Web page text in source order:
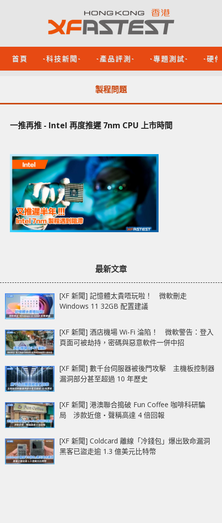
首頁 -科技新聞- -產品評測- -專題測試- -硬
製程問題
一推再推 - Intel 再度推遲 7nm CPU 上市時間
最新文章
[XF 新聞] 記憶體太貴唔玩啦！ 微軟刪走
Windows 11 32GB 配置建議
[XF 新聞] 酒店機場 Wi-Fi 淪陷！ 微軟警告：登入
頁面可被劫持，密碼與惡意軟件一併中招
[XF 新聞] 數千台伺服器被後門攻擊 主機板控制器
漏洞部分甚至超過 10 年歷史
[XF 新聞] 港澳聯合搗破 Fun Coffee 咖啡科研騙
局 涉款近億‧聲稱高達 4 倍回報
[XF 新聞] Coldcard 離線「冷錢包」爆出致命漏洞
黑客已盜走逾 1.3 億美元比特幣